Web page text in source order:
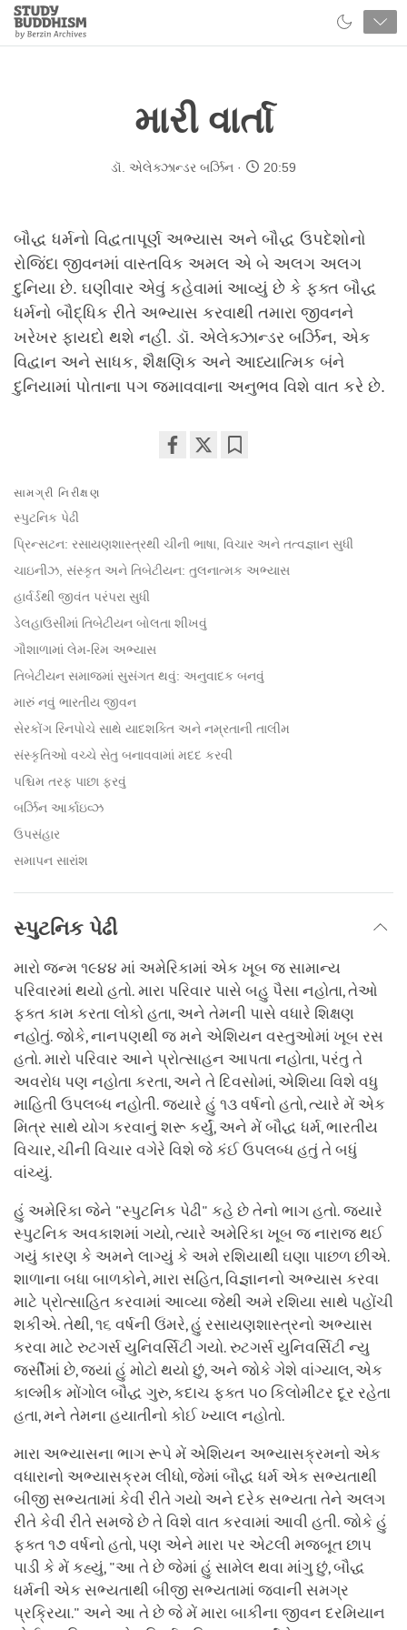
Close
Study
Buddhism
મારી વાર્તા
ડૉ. એલેક્ઝાન્ડર બર્ઝિન 20:59
બૌદ્ધ ધર્મનો વિદ્વતાપૂર્ણ અભ્યાસ અને બૌદ્ધ ઉપદેશોનો
રોજિંદા જીવનમાં વાસ્તવિક અમલ એ બે અલગ અલગ
દુનિયા છે. ઘણીવાર એવું કહેવામાં આવ્યું છે કે ફક્ત બૌદ્ધ
ધર્મનો બૌદ્ધિક રીતે અભ્યાસ કરવાથી તમારા જીવનને
ખરેખર ફાયદો થશે નહીં. ડૉ. એલેક્ઝાન્ડર બર્ઝિન, એક
વિદ્વાન અને સાધક, શૈક્ષણિક અને આધ્યાત્મિક બંને
દુનિયામાં પોતાના પગ જમાવવાના અનુભવ વિશે વાત કરે છે.
સામગ્રી નિરીક્ષણ
સ્પુટનિક પેઢી
પ્રિન્સટન: રસાયણશાસ્ત્રથી ચીની ભાષા, વિચાર અને તત્વજ્ઞાન સુધી
ચાઇનીઝ, સંસ્કૃત અને તિબેટીયન: તુલનાત્મક અભ્યાસ
હાર્વર્ડથી જીવંત પરંપરા સુધી
ડેલહાઉસીમાં તિબેટીયન બોલતા શીખવું
ગૌશાળામાં લેમ-રિમ અભ્યાસ
તિબેટીયન સમાજમાં સુસંગત થવું: અનુવાદક બનવું
મારું નવું ભારતીય જીવન
સેરકોંગ રિનપોચે સાથે યાદશક્તિ અને નમ્રતાની તાલીમ
સંસ્કૃતિઓ વચ્ચે સેતુ બનાવવામાં મદદ કરવી
પશ્ચિમ તરફ પાછા ફરવું
બર્ઝિન આર્કાઇવ્ઝ
ઉપસંહાર
સમાપન સારાંશ
સ્પુટનિક પેઢી
મારો જન્મ ૧૯૪૪ માં અમેરિકામાં એક ખૂબ જ સામાન્ય
પરિવારમાં થયો હતો. મારા પરિવાર પાસે બહુ પૈસા નહોતા, તેઓ
ફક્ત કામ કરતા લોકો હતા, અને તેમની પાસે વધારે શિક્ષણ
નહોતું. જોકે, નાનપણથી જ મને એશિયન વસ્તુઓમાં ખૂબ રસ
હતો. મારો પરિવાર આને પ્રોત્સાહન આપતા નહોતા, પરંતુ તે
અવરોધ પણ નહોતા કરતા, અને તે દિવસોમાં, એશિયા વિશે વધુ
માહિતી ઉપલબ્ધ નહોતી. જ્યારે હું ૧૩ વર્ષનો હતો, ત્યારે મેં એક
મિત્ર સાથે યોગ કરવાનું શરૂ કર્યું, અને મેં બૌદ્ધ ધર્મ, ભારતીય
વિચાર, ચીની વિચાર વગેરે વિશે જે કંઈ ઉપલબ્ધ હતું તે બધું
વાંચ્યું.
હું અમેરિકા જેને "સ્પુટનિક પેઢી" કહે છે તેનો ભાગ હતો. જ્યારે
સ્પુટનિક અવકાશમાં ગયો, ત્યારે અમેરિકા ખૂબ જ નારાજ થઈ
ગયું કારણ કે અમને લાગ્યું કે અમે રશિયાથી ઘણા પાછળ છીએ.
શાળાના બધા બાળકોને, મારા સહિત, વિજ્ઞાનનો અભ્યાસ કરવા
માટે પ્રોત્સાહિત કરવામાં આવ્યા જેથી અમે રશિયા સાથે પહોંચી
શકીએ. તેથી, ૧૬ વર્ષની ઉંમરે, હું રસાયણશાસ્ત્રનો અભ્યાસ
કરવા માટે રુટગર્સ યુનિવર્સિટી ગયો. રુટગર્સ યુનિવર્સિટી ન્યુ
જર્સીમાં છે, જ્યાં હું મોટો થયો છું, અને જોકે ગેશે વાંગ્યાલ, એક
કાલ્મીક મોંગોલ બૌદ્ધ ગુરુ, કદાચ ફક્ત ૫૦ કિલોમીટર દૂર રહેતા
હતા, મને તેમના હયાતીનો કોઈ ખ્યાલ નહોતો.
મારા અભ્યાસના ભાગ રૂપે મેં એશિયન અભ્યાસક્રમનો એક
વધારાનો અભ્યાસક્રમ લીધો, જેમાં બૌદ્ધ ધર્મ એક સભ્યતાથી
બીજી સભ્યતામાં કેવી રીતે ગયો અને દરેક સભ્યતા તેને અલગ
રીતે કેવી રીતે સમજે છે તે વિશે વાત કરવામાં આવી હતી. જોકે હું
ફક્ત ૧૭ વર્ષનો હતો, પણ એને મારા પર એટલી મજબૂત છાપ
પાડી કે મેં કહ્યું, "આ તે છે જેમાં હું સામેલ થવા માંગુ છું, બૌદ્ધ
ધર્મની એક સભ્યતાથી બીજી સભ્યતામાં જવાની સમગ્ર
પ્રક્રિયા." અને આ તે છે જે મેં મારા બાકીના જીવન દરમિયાન